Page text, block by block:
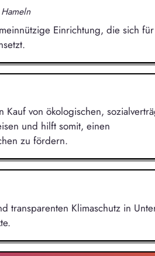
Einrichtung, die sich
von ökologischen,
und hilft somit, einen
zu fördern.
transparenten Klimaschutz in